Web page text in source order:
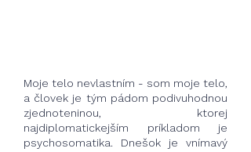
Moje telo nevlastním - som moje telo,
a človek je tým pádom podivuhodnou
zjednoteninou, ktorej
najdiplomatickejším príkladom je
psychosomatika. Dnešok je vnímavý